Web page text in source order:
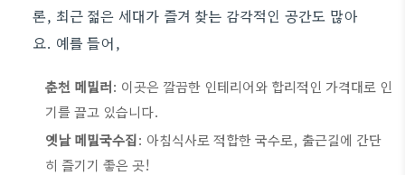
론, 최근 젊은 세대가 즐겨 찾는 감각적인 공간도 많아
요. 예를 들어,
춘천 메밀러: 이곳은 깔끔한 인테리어와 합리적인 가격대로 인
기를 끌고 있습니다.
옛날 메밀국수집: 아침식사로 적합한 국수로, 출근길에 간단
히 즐기기 좋은 곳!